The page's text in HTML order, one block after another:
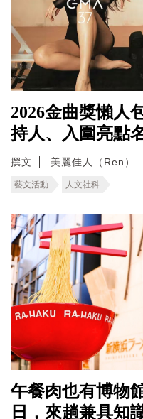
2026金曲獎懶人
持人、入圍亮點
撰文 美麗佳人（Ren）
藝文活動 人文社科
午餐肉也有博物
日，來趟兼具知